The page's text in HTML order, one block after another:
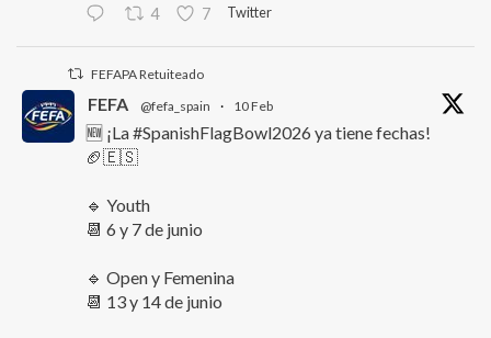
4 7 Twitter
FEFAPA Retuiteado
FEFA @fefa_spain · 10 Feb
🆕 ¡La #SpanishFlagBowl2026 ya tiene fechas!
🏈🇪🇸
🔹 Youth
📆 6 y 7 de junio
🔹 Open y Femenina
📆 13 y 14 de junio